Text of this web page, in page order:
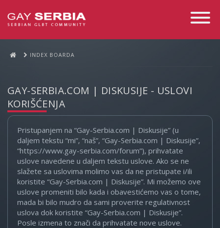
Toggle
INDEX BOARDA
GAY-SERBIA.COM | DISKUSIJE - USLOVI
KORIŠĆENJA
Pristupanjem na “Gay-Serbia.com | Diskusije” (u
daljem tekstu “mi”, “naš”, “Gay-Serbia.com | Diskusije”,
“https://www.gay-serbia.com/forum”), prihvatate
uslove navedene u daljem tekstu uslove. Ako se ne
slažete sa uslovima molimo vas da ne pristupate i/ili
koristite “Gay-Serbia.com | Diskusije”. Mi možemo ove
uslove promeniti bilo kada i obavestićemo vas o tome,
mada bi bilo mudro da sami proverite regulativnost
uslova dok koristite “Gay-Serbia.com | Diskusije”.
Posle izmena to znači da prihvatate nove uslove.